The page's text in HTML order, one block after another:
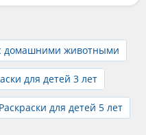
домашними животными
для детей 3 лет
Раскраски для детей 5 лет